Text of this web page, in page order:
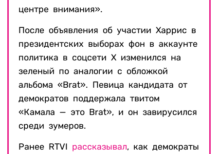
центре внимания».
После объявления об участии Харрис в
президентских выборах фон в аккаунте
политика в соцсети Х изменился на
зеленый по аналогии с обложкой
альбома «Brat». Певица кандидата от
демократов поддержала твитом
«Камала — это Brat», и он завирусился
среди зумеров.
Ранее RTVI рассказывал, как демократы